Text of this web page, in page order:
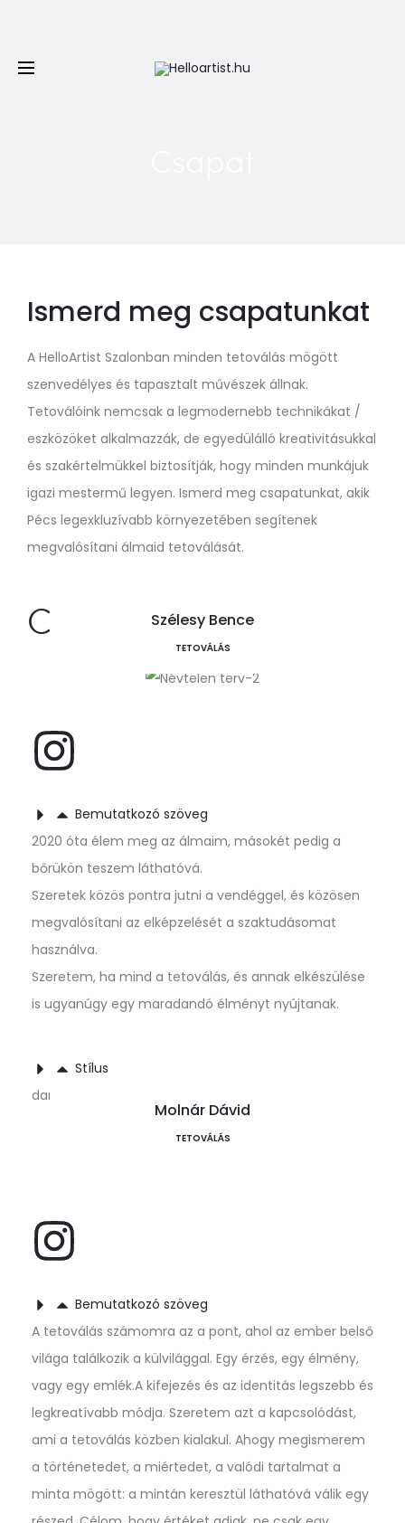
eltávolítására
Ismerd meg csapatunkat
A HelloArtist Szalonban minden tetoválás mögött
szenvedélyes és tapasztalt művészek állnak.
Tetoválóink nemcsak a legmodernebb technikákat /
eszközöket alkalmazzák, de egyedülálló kreativitásukkal
és szakértelmükkel biztosítják, hogy minden munkájuk
igazi mestermű legyen. Ismerd meg csapatunkat, akik
Pécs legexkluzívabb környezetében segítenek
megvalósítani álmaid tetoválását.
CSAPATSzélesy Bence
TETOVÁLÁS
Bemutatkozó szöveg
2020 óta élem meg az álmaim, másokét pedig a
bőrükön teszem láthatóvá.
Szeretek közös pontra jutni a vendéggel, és közösen
megvalósítani az elképzelését a szaktudásomat
használva.
Szeretem, ha mind a tetoválás, és annak elkészülése
is ugyanúgy egy maradandó élményt nyújtanak.
Stílus
darkwork, dotwork,whipshading, goretoon
Molnár Dávid
TETOVÁLÁS
Bemutatkozó szöveg
A tetoválás számomra az a pont, ahol az ember belső
világa találkozik a külvilággal. Egy érzés, egy élmény,
vagy egy emlék.A kifejezés és az identitás legszebb és
legkreatívabb módja. Szeretem azt a kapcsolódást,
ami a tetoválás közben kialakul. Ahogy megismerem
a történetedet, a miértedet, a valódi tartalmat a
minta mögött: a mintán keresztül láthatóvá válik egy